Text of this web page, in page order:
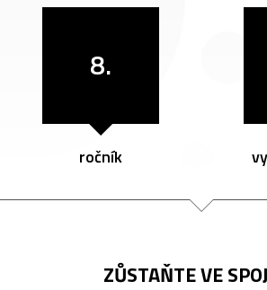
8.
ročník
ZŮSTAŇTE VE